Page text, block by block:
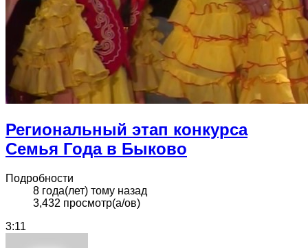
Региональный этап конкурса
Семья Года в Быково
Подробности
8 года(лет) тому назад
3,432 просмотр(а/ов)
3:11